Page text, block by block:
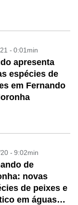
- 0:01min
apresenta
espécies de
em Fernando
- 9:02min
de
novas
de peixes e
em águas